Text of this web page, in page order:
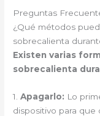
Preguntas
¿Qué métodos
sobrecalienta
Existen varias
sobrecalienta
1.Apagarlo: Lo
dispositivo para que